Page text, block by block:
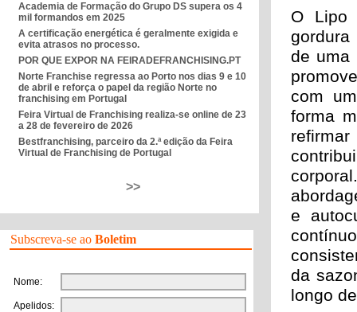
Academia de Formação do Grupo DS supera os 4
mil formandos em 2025
A certificação energética é geralmente exigida e
evita atrasos no processo.
POR QUE EXPOR NA FEIRADEFRANCHISING.PT
Norte Franchise regressa ao Porto nos dias 9 e 10
de abril e reforça o papel da região Norte no
franchising em Portugal
Feira Virtual de Franchising realiza-se online de 23
a 28 de fevereiro de 2026
Bestfranchising, parceiro da 2.ª edição da Feira
Virtual de Franchising de Portugal
>>
Subscreva-se ao Boletim
Nome:
Apelidos:
O Lipo
de uma
com
forma
e
da
longo